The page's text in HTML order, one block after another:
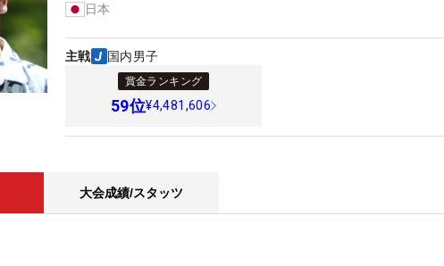
日本
主戦 国内男子
賞金ランキング
59位¥4,481,606
大会成績/スタッツ